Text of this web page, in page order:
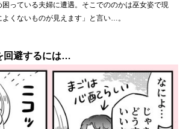
っている夫婦に遭遇。そこでののかは巫女姿で現
くないものが見えます」と言い…。
回避するには…